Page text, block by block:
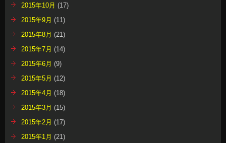
2015年10月 (17)
2015年9月 (11)
2015年8月 (21)
2015年7月 (14)
2015年6月 (9)
2015年5月 (12)
2015年4月 (18)
2015年3月 (15)
2015年2月 (17)
2015年1月 (21)